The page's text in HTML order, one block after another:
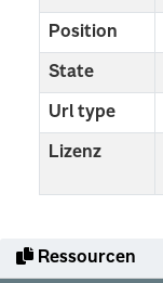
Ressourcen
Position
State
Url type
Lizenz